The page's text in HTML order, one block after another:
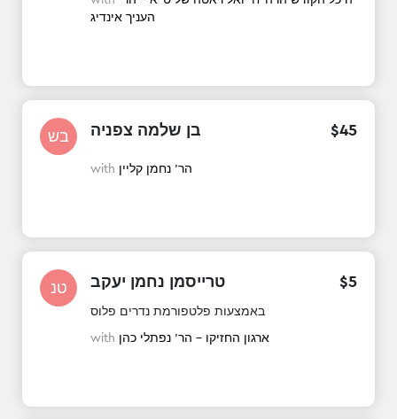
העניך אינדיג
בש בן שלמה צפניה $45
with הר' נחמן קליין
טנ טרייסמן נחמן יעקב $5
באמצעות פלטפורמת נדרים פלוס
with ארגון החזיקו - הר' נפתלי כהן